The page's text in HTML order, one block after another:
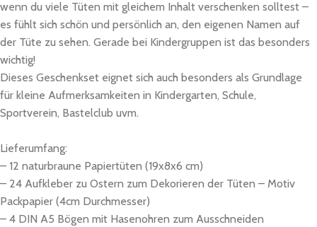
wenn du viele Tüten mit gleichem Inhalt verschenken solltest –
es fühlt sich schön und persönlich an, den eigenen Namen auf
der Tüte zu sehen. Gerade bei Kindergruppen ist das besonders
wichtig!
Dieses Geschenkset eignet sich auch besonders als Grundlage
für kleine Aufmerksamkeiten in Kindergarten, Schule,
Sportverein, Bastelclub uvm.
Lieferumfang:
– 12 naturbraune Papiertüten (19x8x6 cm)
– 24 Aufkleber zu Ostern zum Dekorieren der Tüten – Motiv
Packpapier (4cm Durchmesser)
– 4 DIN A5 Bögen mit Hasenohren zum Ausschneiden